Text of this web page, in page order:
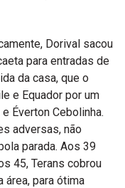
Dorival sacou
para entradas de
da casa, que o
e Equador por um
Éverton Cebolinha.
adversas, não
parada. Aos 39
45, Terans cobrou
área, para ótima